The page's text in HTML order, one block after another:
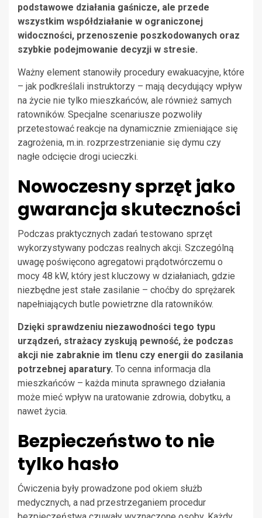
podstawowe działania gaśnicze, ale przede
wszystkim współdziałanie w ograniczonej
widoczności, przenoszenie poszkodowanych oraz
szybkie podejmowanie decyzji w stresie.
Ważny element stanowiły procedury ewakuacyjne, które
– jak podkreślali instruktorzy – mają decydujący wpływ
na życie nie tylko mieszkańców, ale również samych
ratowników. Specjalne scenariusze pozwoliły
przetestować reakcje na dynamicznie zmieniające się
zagrożenia, m.in. rozprzestrzenianie się dymu czy
nagłe odcięcie drogi ucieczki.
Nowoczesny sprzęt jako
gwarancja skuteczności
Podczas praktycznych zadań testowano sprzęt
wykorzystywany podczas realnych akcji. Szczególną
uwagę poświęcono agregatowi prądotwórczemu o
mocy 48 kW, który jest kluczowy w działaniach, gdzie
niezbędne jest stałe zasilanie – choćby do sprężarek
napełniających butle powietrzne dla ratowników.
Dzięki sprawdzeniu niezawodności tego typu
urządzeń, strażacy zyskują pewność, że podczas
akcji nie zabraknie im tlenu czy energii do zasilania
potrzebnej aparatury. To cenna informacja dla
mieszkańców – każda minuta sprawnego działania
może mieć wpływ na uratowanie zdrowia, dobytku, a
nawet życia.
Bezpieczeństwo to nie
tylko hasło
Ćwiczenia były prowadzone pod okiem służb
medycznych, a nad przestrzeganiem procedur